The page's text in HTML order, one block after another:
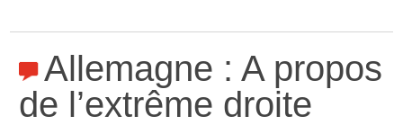
Allemagne : A propos
de l’extrême droite